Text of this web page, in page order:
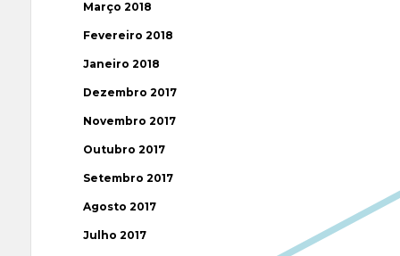
Março 2018
Fevereiro 2018
Janeiro 2018
Dezembro 2017
Novembro 2017
Outubro 2017
Setembro 2017
Agosto 2017
Julho 2017